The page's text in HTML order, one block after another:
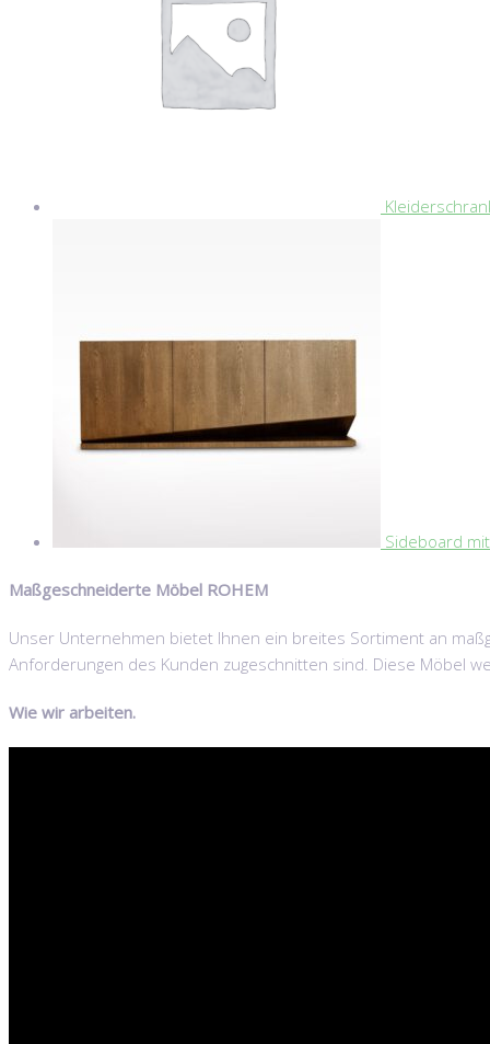
Sideboard
Maßgeschneiderte Möbel ROHEM
Unser Unternehmen bietet Ihnen ein breites Sortiment an
Anforderungen des Kunden zugeschnitten sind. Diese Möbel
Wie wir arbeiten.